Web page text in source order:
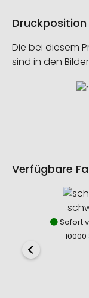
Druckposition
Die bei diesem
sind in den
Verfügbare
Sofort